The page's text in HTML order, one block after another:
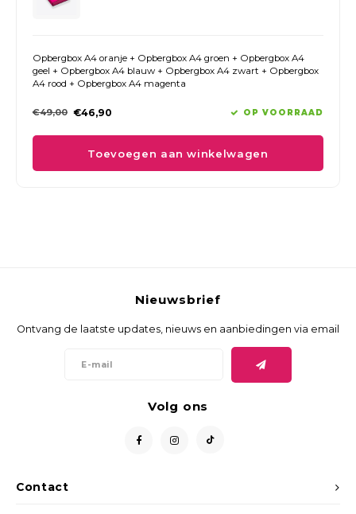
Opbergbox A4 oranje + Opbergbox A4 groen + Opbergbox A4
geel + Opbergbox A4 blauw + Opbergbox A4 zwart + Opbergbox
A4 rood + Opbergbox A4 magenta
€49,00 €46,90 OP VOORRAAD
Toevoegen aan winkelwagen
Contact
Nieuwsbrief
Ontvang de laatste updates, nieuws en aanbiedingen via email
Volg ons